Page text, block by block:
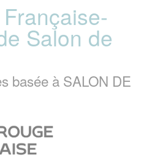
Salon de
basée à SALON DE